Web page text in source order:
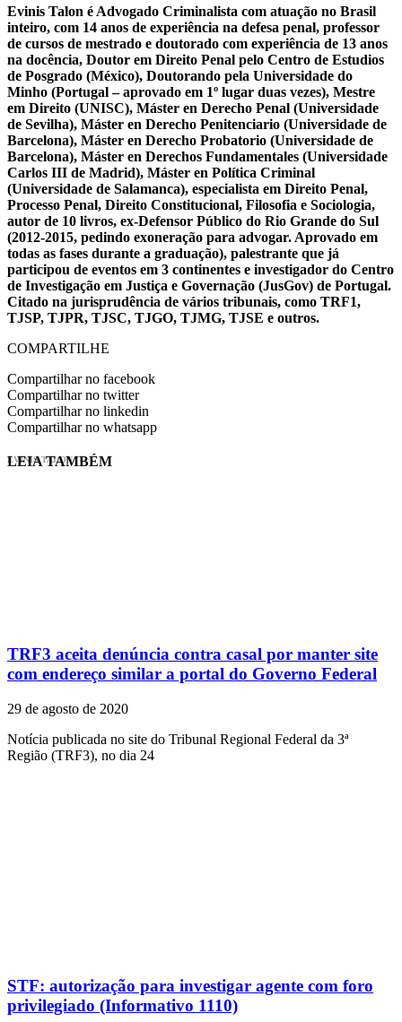
Evinis Talon é Advogado Criminalista com atuação no Brasil
inteiro, com 14 anos de experiência na defesa penal, professor
de cursos de mestrado e doutorado com experiência de 13 anos
na docência, Doutor em Direito Penal pelo Centro de Estudios
de Posgrado (México), Doutorando pela Universidade do
Minho (Portugal – aprovado em 1º lugar duas vezes), Mestre
em Direito (UNISC), Máster en Derecho Penal (Universidade
de Sevilha), Máster en Derecho Penitenciario (Universidade de
Barcelona), Máster en Derecho Probatorio (Universidade de
Barcelona), Máster en Derechos Fundamentales (Universidade
Carlos III de Madrid), Máster en Política Criminal
(Universidade de Salamanca), especialista em Direito Penal,
Processo Penal, Direito Constitucional, Filosofia e Sociologia,
autor de 10 livros, ex-Defensor Público do Rio Grande do Sul
(2012-2015, pedindo exoneração para advogar. Aprovado em
todas as fases durante a graduação), palestrante que já
participou de eventos em 3 continentes e investigador do Centro
de Investigação em Justiça e Governação (JusGov) de Portugal.
Citado na jurisprudência de vários tribunais, como TRF1,
TJSP, TJPR, TJSC, TJGO, TJMG, TJSE e outros.
COMPARTILHE
Compartilhar no facebook
Compartilhar no twitter
Compartilhar no linkedin
Compartilhar no whatsapp
EVINIS TALON
LEIA TAMBÉM
TRF3 aceita denúncia contra casal por manter site
com endereço similar a portal do Governo Federal
29 de agosto de 2020
Notícia publicada no site do Tribunal Regional Federal da 3ª
Região (TRF3), no dia 24
STF: autorização para investigar agente com foro
privilegiado (Informativo 1110)